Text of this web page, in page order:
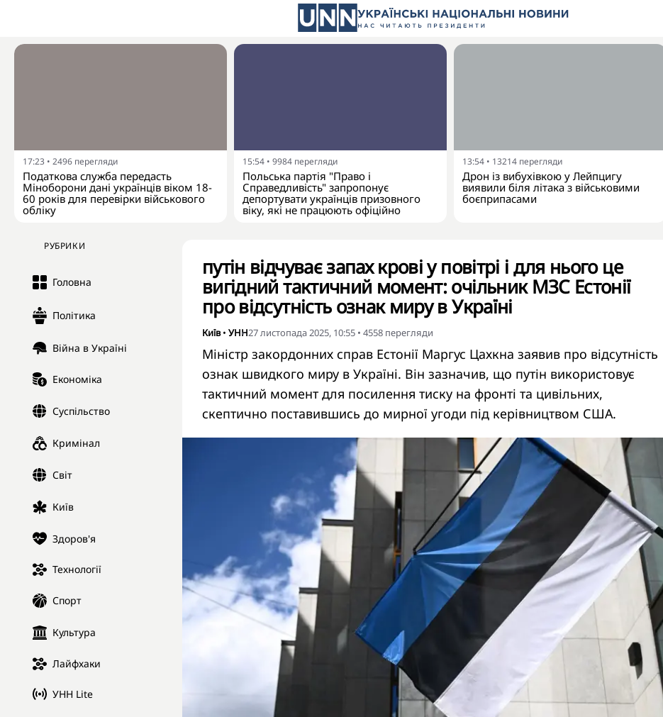
17:23 • 2496 перегляди
Податкова служба передасть
Міноборони дані українців віком 18-
60 років для перевірки військового
обліку
15:54 • 9984 перегляди
Польська партія "Право і
Справедливість" запропонує
депортувати українців призовного
віку, які не працюють офіційно
13:54 • 13214 перегляди
Дрон із вибухівкою у Лейпцигу
виявили біля літака з військовими
боєприпасами
РУБРИКИ
Головна
Політика
Війна в Україні
Економіка
Суспільство
Кримінал
Світ
Київ
Здоров'я
Технології
Спорт
Культура
Лайфхаки
УНН Lite
путін відчуває запах крові у повітрі і для нього це
вигідний тактичний момент: очільник МЗС Естонії
про відсутність ознак миру в Україні
Київ• УНН27 листопада 2025, 10:55 • 4558 перегляди
Міністр закордонних справ Естонії Маргус Цахкна заявив про відсутність
ознак швидкого миру в Україні. Він зазначив, що путін використовує
тактичний момент для посилення тиску на фронті та цивільних,
скептично поставившись до мирної угоди під керівництвом США.